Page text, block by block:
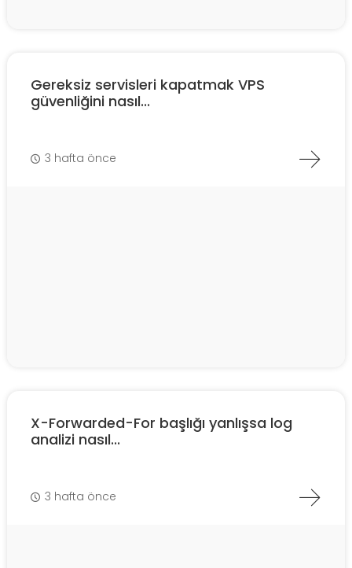
Gereksiz servisleri kapatmak VPS
güvenliğini nasıl...
3 hafta önce
X-Forwarded-For başlığı yanlışsa log
analizi nasıl...
3 hafta önce